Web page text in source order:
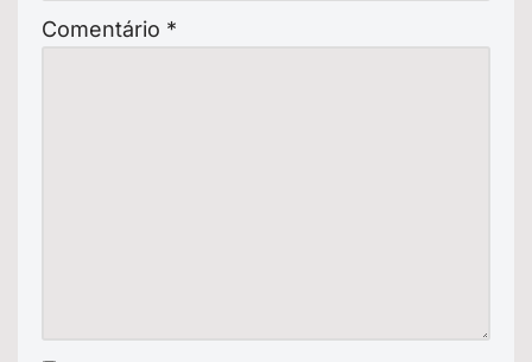
Comentário *